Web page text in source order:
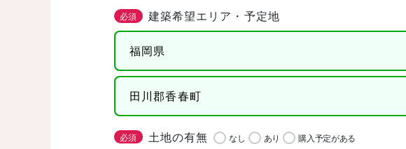
必須 建築希望エリア・予定地
必須 土地の有無 なし あり 購入予定がある